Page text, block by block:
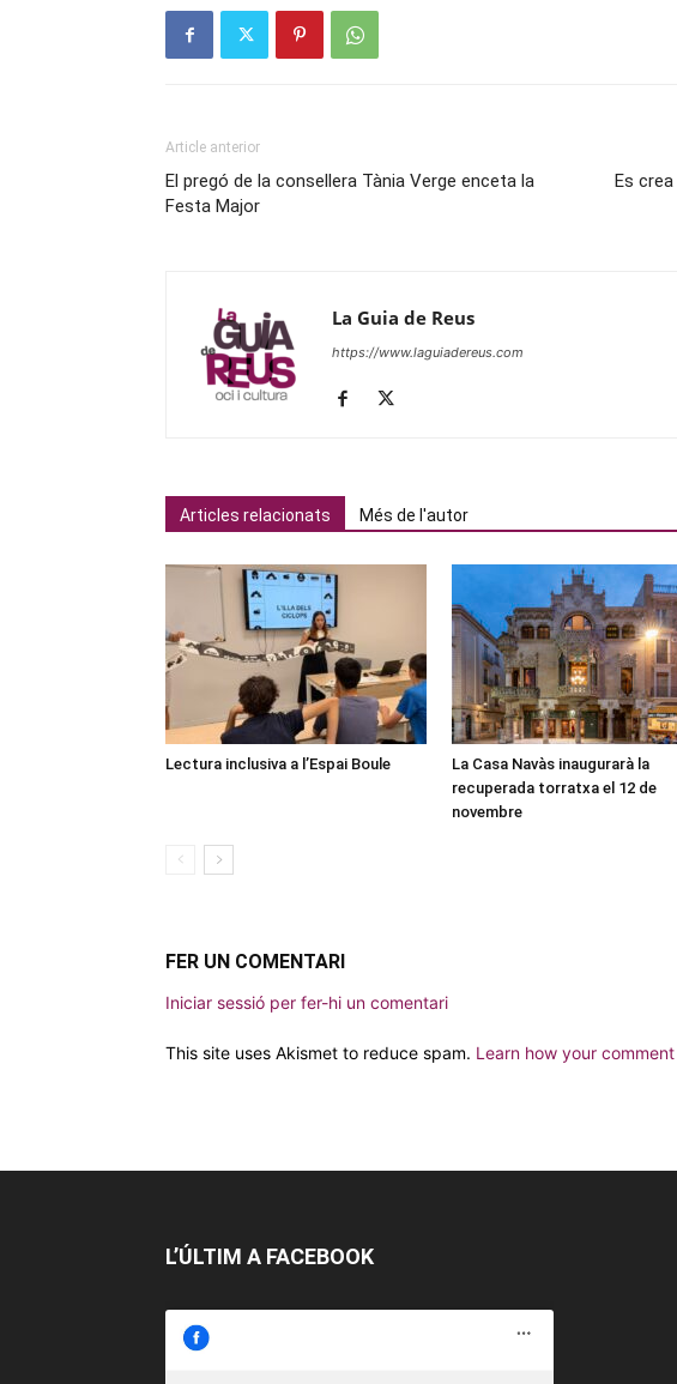
Article anterior
El pregó de la consellera Tània Verge enceta la
Festa Major
Es crea
La Guia de Reus
https://www.laguiadereus.com
Articles relacionats Més de l'autor
Lectura inclusiva a l’Espai Boule
La Casa Navàs inaugurarà la
recuperada torratxa el 12 de
novembre
FER UN COMENTARI
Iniciar sessió per fer-hi un comentari
This site uses Akismet to reduce spam. Learn how your
L’ÚLTIM A FACEBOOK